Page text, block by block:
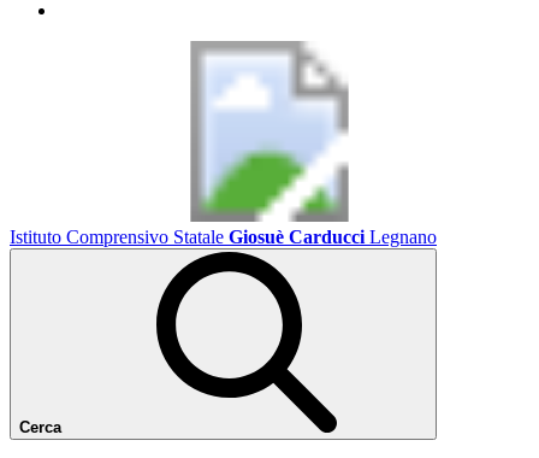
Istituto Comprensivo Statale Giosuè Carducci Legnano
Cerca